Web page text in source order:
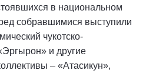
в национальном
собравшимися выступили
чукотско-
и другие
– «Атасикун»,